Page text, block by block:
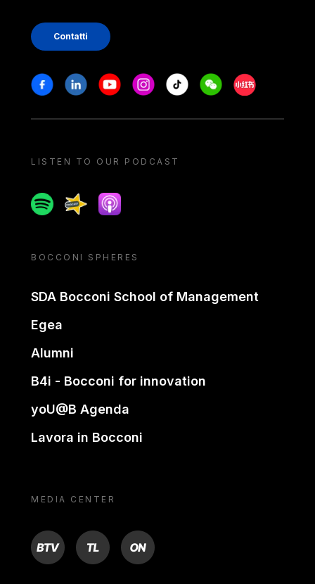
Contatti
Stay in touch
FacebookLinkedinYoutubeInstagram
Tiktok WeechatXiaohongshu/
LISTEN TO OUR PODCAST
SpotifySpreakerApple podcast
BOCCONI SPHERES
SDA Bocconi School of Management
Egea
Alumni
B4i - Bocconi for innovation
yoU@B Agenda
Lavora in Bocconi
MEDIA CENTER
BTV TL ON